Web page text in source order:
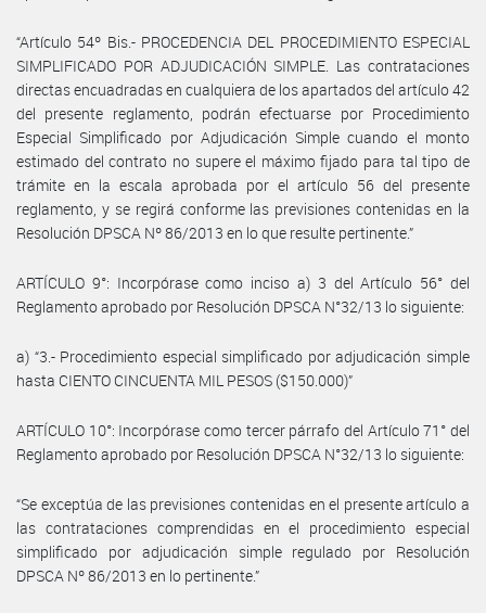
“Artículo 54º Bis.- PROCEDENCIA DEL PROCEDIMIENTO ESPECIAL
SIMPLIFICADO POR ADJUDICACIÓN SIMPLE. Las contrataciones
directas encuadradas en cualquiera de los apartados del artículo 42
del presente reglamento, podrán efectuarse por Procedimiento
Especial Simplificado por Adjudicación Simple cuando el monto
estimado del contrato no supere el máximo fijado para tal tipo de
trámite en la escala aprobada por el artículo 56 del presente
reglamento, y se regirá conforme las previsiones contenidas en la
Resolución DPSCA Nº 86/2013 en lo que resulte pertinente.”
ARTÍCULO 9°: Incorpórase como inciso a) 3 del Artículo 56° del
Reglamento aprobado por Resolución DPSCA N°32/13 lo siguiente:
a) “3.- Procedimiento especial simplificado por adjudicación simple
hasta CIENTO CINCUENTA MIL PESOS ($150.000)”
ARTÍCULO 10°: Incorpórase como tercer párrafo del Artículo 71° del
Reglamento aprobado por Resolución DPSCA N°32/13 lo siguiente:
“Se exceptúa de las previsiones contenidas en el presente artículo a
las contrataciones comprendidas en el procedimiento especial
simplificado por adjudicación simple regulado por Resolución
DPSCA Nº 86/2013 en lo pertinente.”